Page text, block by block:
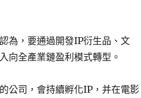
為，要通過開發IP衍生品、文
向全產業鏈盈利模式轉型。
公司，會持續孵化IP，并在電影